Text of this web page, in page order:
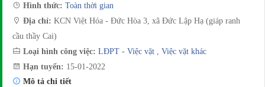
Hình thức: Toàn thời gian
Địa chỉ: KCN Việt Hóa - Đức Hòa 3, xã Đức Lập Hạ (giáp ranh
cầu thầy Cai)
Loại hình công việc: LĐPT - Việc vặt
Việc vặt khác
Hạn tuyển: 15-01-2022
Mô tả chi tiết